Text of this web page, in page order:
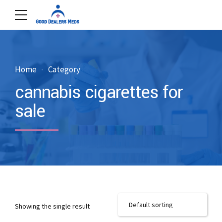
Home Category
cannabis cigarettes for
sale
Showing the single result